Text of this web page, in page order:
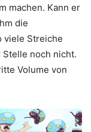
machen. Kann er
die
viele Streiche
noch nicht.
Volume von